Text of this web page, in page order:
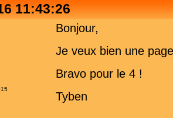
11:43:26
Bonjour,
Je veux bien une
Bravo pour le 4 !
Tyben